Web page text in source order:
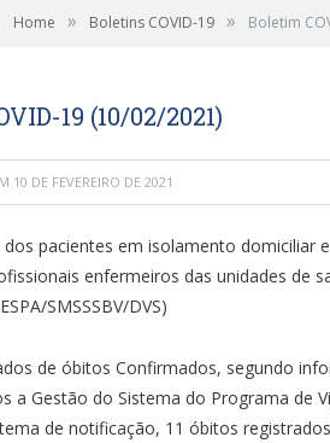
Home » Boletins COVID-19 » Boletim
19 (10/02/2021)
10 DE FEVEREIRO DE 2021
pacientes em isolamento domiciliar
enfermeiros das unidades de
SMSSSBV/DVS)
de óbitos Confirmados, segundo
a Gestão do Sistema do Programa de
de notificação, 11 óbitos